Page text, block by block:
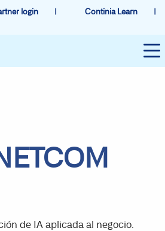
login Continia Learn
de IA aplicada al negocio.